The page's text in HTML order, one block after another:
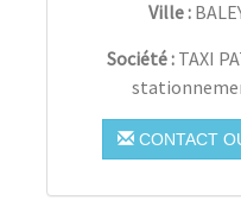
Ville :
Société : TAXI
CONTACT